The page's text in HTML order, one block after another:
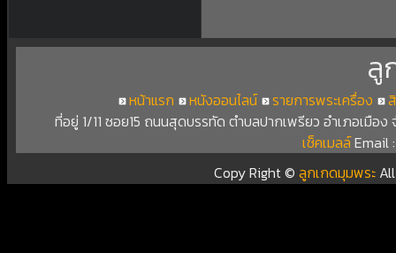
ลู
หน้าแรก หนังออนไลน์ รายการพระเครื่อง
ที่อยู่ 1/11 ซอย15 ถนนสุดบรรทัด ตำบลปากเพรียว อำเภอเมือ
เช็คเมลล์Email
Copy Right ©ลูกเกดมุมพระ